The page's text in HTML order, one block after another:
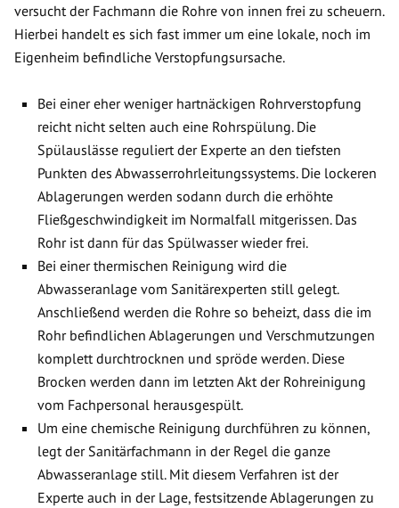
versucht der Fachmann die Rohre von innen frei zu scheuern.
Hierbei handelt es sich fast immer um eine lokale, noch im
Eigenheim befindliche Verstopfungsursache.
Bei einer eher weniger hartnäckigen Rohrverstopfung
reicht nicht selten auch eine Rohrspülung. Die
Spülauslässe reguliert der Experte an den tiefsten
Punkten des Abwasserrohrleitungssystems. Die lockeren
Ablagerungen werden sodann durch die erhöhte
Fließgeschwindigkeit im Normalfall mitgerissen. Das
Rohr ist dann für das Spülwasser wieder frei.
Bei einer thermischen Reinigung wird die
Abwasseranlage vom Sanitärexperten still gelegt.
Anschließend werden die Rohre so beheizt, dass die im
Rohr befindlichen Ablagerungen und Verschmutzungen
komplett durchtrocknen und spröde werden. Diese
Brocken werden dann im letzten Akt der Rohreinigung
vom Fachpersonal herausgespült.
Um eine chemische Reinigung durchführen zu können,
legt der Sanitärfachmann in der Regel die ganze
Abwasseranlage still. Mit diesem Verfahren ist der
Experte auch in der Lage, festsitzende Ablagerungen zu